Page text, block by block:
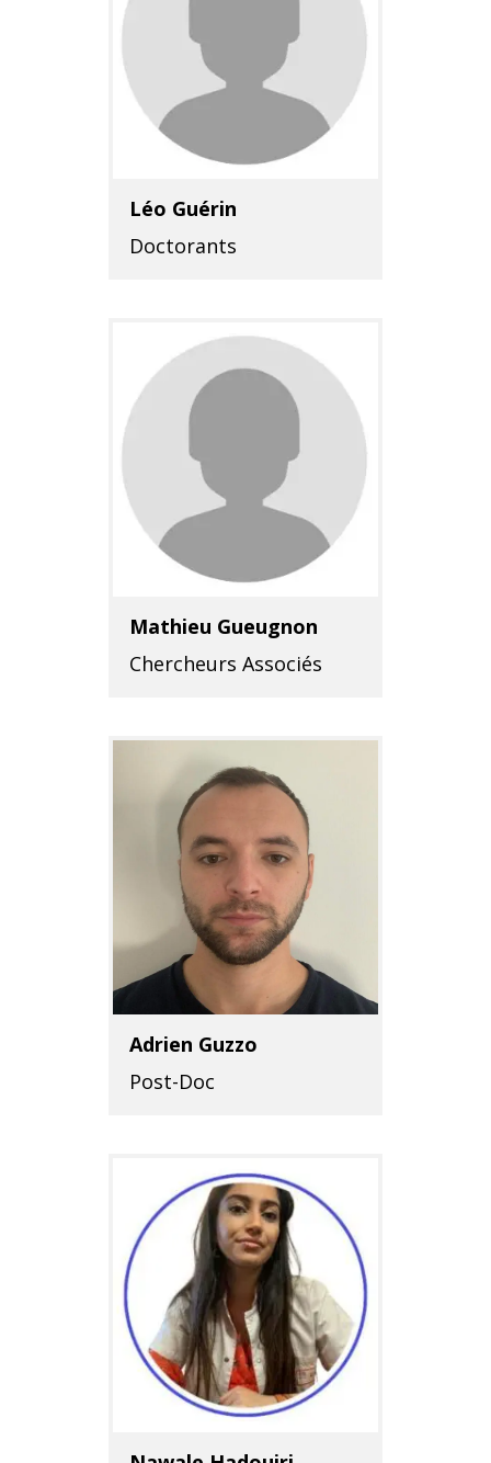
Léo Guérin
Doctorants
Mathieu Gueugnon
Chercheurs Associés
Adrien Guzzo
Post-Doc